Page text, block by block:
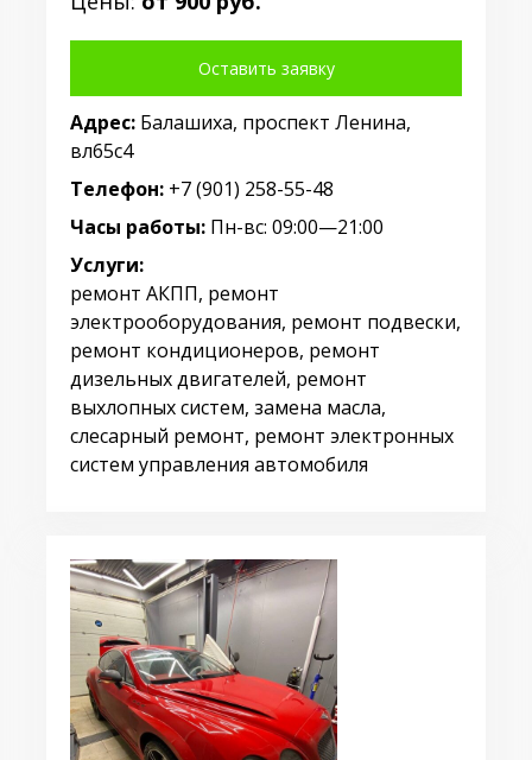
Оставить заявку
Адрес: Балашиха, проспект Ленина,
вл65с4
Телефон: +7 (901) 258-55-48
Часы работы: Пн-вс: 09:00—21:00
Услуги:
ремонт АКПП, ремонт
электрооборудования, ремонт подвески,
ремонт кондиционеров, ремонт
дизельных двигателей, ремонт
выхлопных систем, замена масла,
слесарный ремонт, ремонт электронных
систем управления автомобиля